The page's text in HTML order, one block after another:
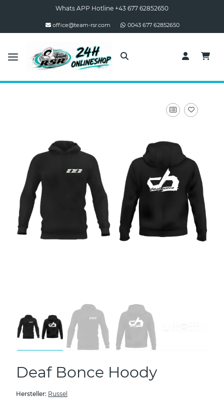
Whats APP Hotline +43 677 62852650
office@team-rsr.com 0043 677 62852650
Deaf Bonce Hoody
Hersteller: Russel